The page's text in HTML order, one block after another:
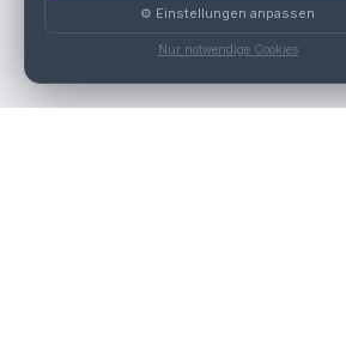
⚙️ Einstellungen anpassen
Nur notwendige Cookies